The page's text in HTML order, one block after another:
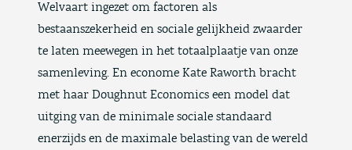
Welvaart ingezet om factoren als
bestaanszekerheid en sociale gelijkheid zwaarder
te laten meewegen in het totaalplaatje van onze
samenleving. En econome Kate Raworth bracht
met haar Doughnut Economics een model dat
uitging van de minimale sociale standaard
enerzijds en de maximale belasting van de wereld